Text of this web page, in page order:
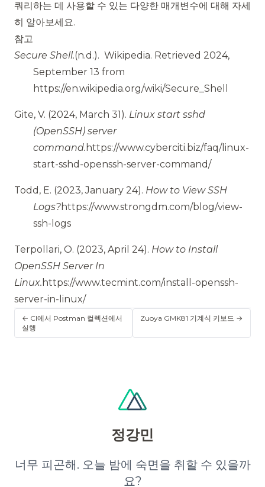
쿼리하는 데 사용할 수 있는 다양한 매개변수에 대해 자세
히 알아보세요.
참고
Secure Shell.(n.d.). Wikipedia. Retrieved 2024,
September 13 from
https://en.wikipedia.org/wiki/Secure_Shell
Gite, V. (2024, March 31). Linux start sshd
(OpenSSH) server
command. https://www.cyberciti.biz/faq/linux-
start-sshd-openssh-server-command/
Todd, E. (2023, January 24). How to View SSH
Logs?https://www.strongdm.com/blog/view-
ssh-logs
Terpollari, O. (2023, April 24). How to Install
OpenSSH Server In
Linux. https://www.tecmint.com/install-openssh-
server-in-linux/
← CI에서 Postman 컬렉션에서
실행
Zuoya GMK81 기계식 키보드 →
정강민
너무 피곤해. 오늘 밤에 숙면을 취할 수 있을까
요?